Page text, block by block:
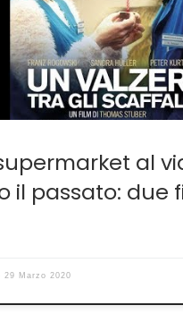
l’ottimo Un Mondo Fragile,
guido.sgwebitaly.it/
belle-e-tragiche-di-un-
e-sconfitte/ ) sono state […]
al
il passato: due
29 Marzo 2020